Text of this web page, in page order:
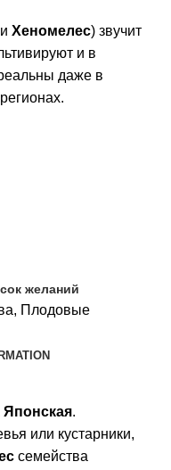
Хеномелес) звучит
и в
даже в
желаний
, Плодовые
.
или кустарники,
семейства